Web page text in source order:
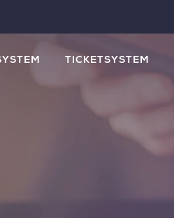
TICKETSYSTEM